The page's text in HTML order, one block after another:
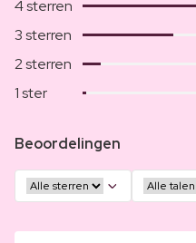
4 sterren
3 sterren
2 sterren
1 ster
Beoordelingen